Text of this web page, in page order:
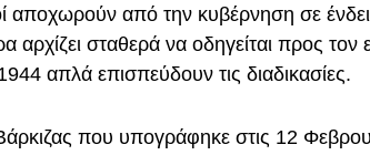
αποχωρούν από την κυβέρνηση σε
αρχίζει σταθερά να οδηγείται προς τον
απλά επισπεύδουν τις διαδικασίες.
που υπογράφηκε στις 12